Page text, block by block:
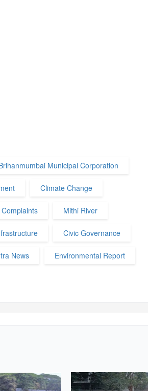
Municipal Corporation
Climate Change
Mithi River
Civic Governance
News Environmental Report